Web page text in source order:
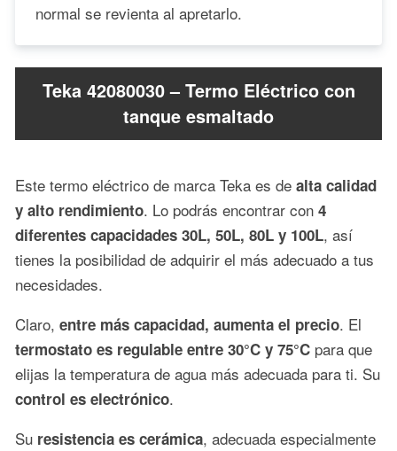
normal se revienta al apretarlo.
Teka 42080030 – Termo Eléctrico con
tanque esmaltado
Este termo eléctrico de marca Teka es de alta calidad
y alto rendimiento. Lo podrás encontrar con 4
diferentes capacidades 30L, 50L, 80L y 100L, así
tienes la posibilidad de adquirir el más adecuado a tus
necesidades.
Claro, entre más capacidad, aumenta el precio. El
termostato es regulable entre 30°C y 75°C para que
elijas la temperatura de agua más adecuada para ti. Su
control es electrónico.
Su resistencia es cerámica, adecuada especialmente